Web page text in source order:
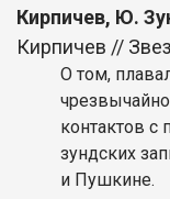
Кирпичев, Ю.
Кирпичев //
О том,
контактов
зундских
и Пушкине.